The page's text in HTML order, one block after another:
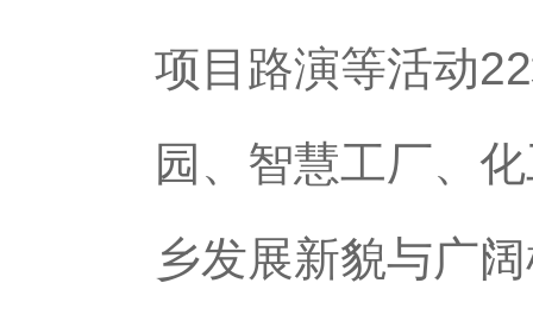
项目路演等活动
园、智慧工厂、
乡发展新貌与广